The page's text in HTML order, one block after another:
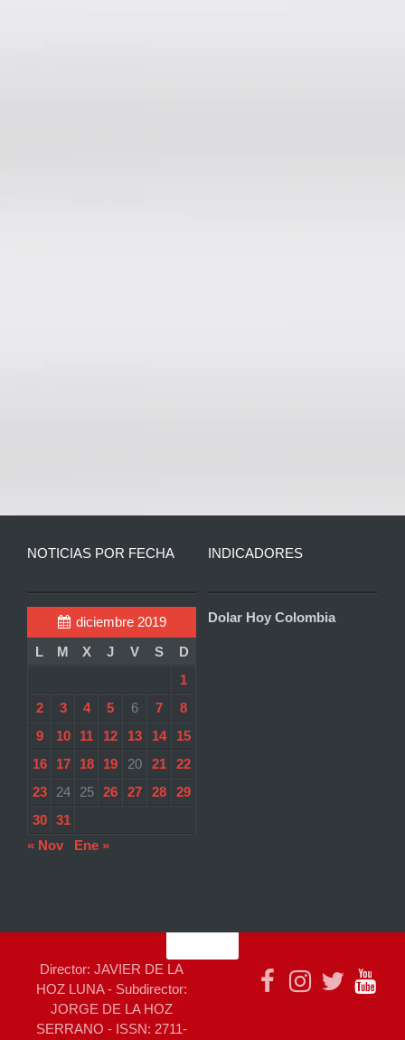
NOTICIAS POR FECHA
diciembre 2019
L
M X J V S
D
1
2
3 4 5 6 7
8
9
10 11 12 13 14
15
16
17 18 19 20 21
22
23
24 25 26 27 28
29
30
31
« Nov
Ene »
INDICADORES
Dolar Hoy Colombia
Director: JAVIER DE LA
HOZ LUNA - Subdirector:
JORGE DE LA HOZ
SERRANO - ISSN: 2711-